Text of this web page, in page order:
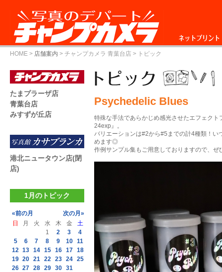
ネットプリント
HOME > 店舗案内 > チャンプカメラ 青葉台店 > トピック
Psychedelic Blues
特殊な手法であらかじめ感光させたエフェク
24exp』。
バリエーションは#2から#5までの計4種類！い
めます◎
作例サンプル集もご用意しておりますので、ぜ
たまプラーザ店
青葉台店
みすずが丘店
港北ニュータウン店(閉
店)
1月のトピック
«前の月
次の月»
日
月 火 水 木 金
土
1
2 3
4
5
6 7 8 9 10
11
12 13 14 15 16 17 18
19 20 21 22 23 24 25
26 27 28 29 30 31